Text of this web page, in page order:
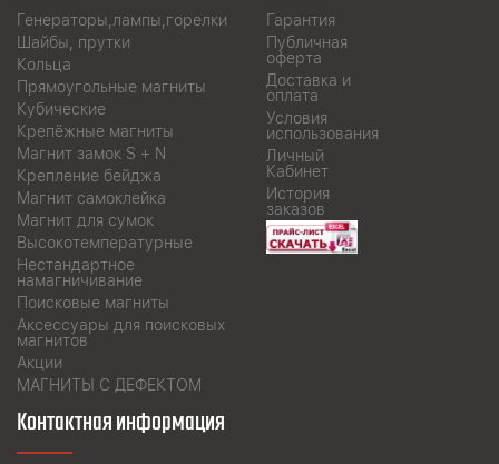
Генераторы,лампы,горелки
Шайбы, прутки
Кольца
Прямоугольные магниты
Кубические
Крепёжные магниты
Магнит замок S + N
Крепление бейджа
Магнит самоклейка
Магнит для сумок
Высокотемпературные
Нестандартное
намагничивание
Поисковые магниты
Аксессуары для поисковых
магнитов
Акции
МАГНИТЫ С ДЕФЕКТОМ
Гарантия
Публичная
оферта
Доставка и
оплата
Условия
использования
Личный
Кабинет
История
заказов
Контактная информация